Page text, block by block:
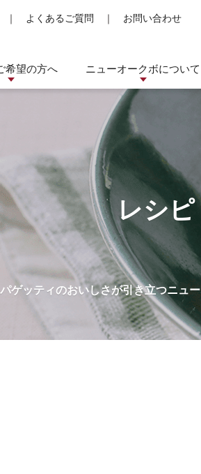
よくあるご質問 お問い合わせ
希望の方へ ニューオークボについて
レシピ
ゲッティのおいしさが引き立つニュ